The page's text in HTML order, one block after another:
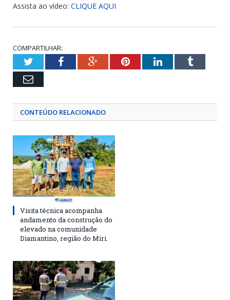
Assista ao vídeo: CLIQUE AQUI
COMPARTILHAR:
TwitterFacebookGoogle+PinterestLinkedInTumblr
Email
CONTEÚDO RELACIONADO
Visita técnica acompanha
andamento da construção do
elevado na comunidade
Diamantino, região do Miri.